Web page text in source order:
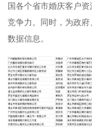
国各个省市婚庆客户
竞争力。同时，为政
数据信息。